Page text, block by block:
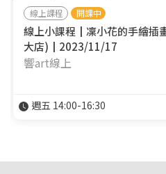
線上課程 開課中
線上小課程┃凜小花的手繪插
大店)┃2023/11/17
響art線上
週五 14:00-16:30